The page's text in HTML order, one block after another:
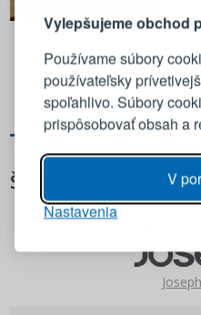
Vylepšujeme obchod
Používame súbory
používateľsky
spoľahlivo. Súbory
prispôsobovať obsah a
V
Nastavenia
108,90 €
doska na krájanie z
dubového dreva
PRIDAŤ DO KOŠÍKA
ŠPECIFIKÁCIA
Prihláste sa
E-mail